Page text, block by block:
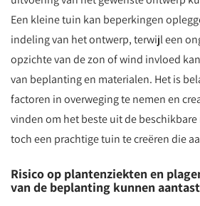
Een kleine tuin kan beperkingen
indeling van het ontwerp, terwijl een
opzichte van de zon of wind invloed
van beplanting en materialen. Het is
factoren in overweging te nemen en
vinden om het beste uit de
toch een prachtige tuin te creëren die
Risico op plantenziekten en
van de beplanting kunnen